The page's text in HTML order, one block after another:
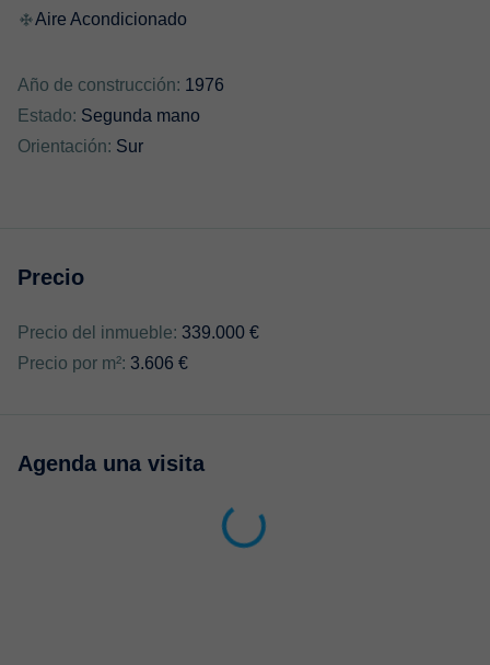
Aire Acondicionado
Año de construcción: 1976
Estado: Segunda mano
Orientación: Sur
Precio
Precio del inmueble: 339.000 €
Precio por m²: 3.606 €
Agenda una visita